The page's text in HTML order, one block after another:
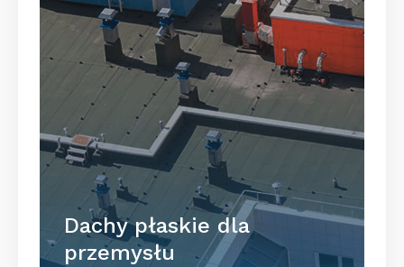
Dachy płaskie dla
przemysłu